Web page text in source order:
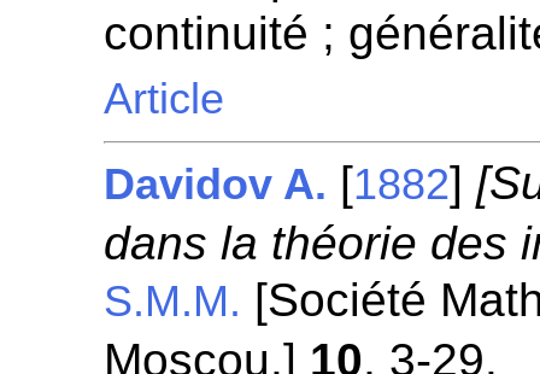
continuité ;
Article
Davidov A. [1882]
dans la théorie des
S.M.M. [Société
Moscou.] 10, 3-29.